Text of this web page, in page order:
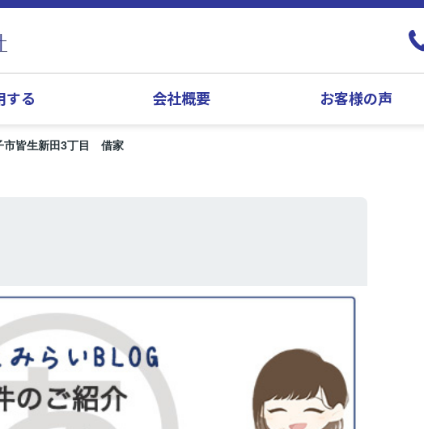
する 会社概要 お客様の声
市皆生新田3丁目 借家